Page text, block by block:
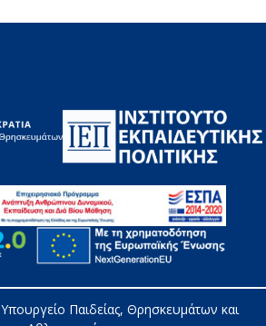
Υπουργείο Παιδείας, Θρησκευμάτων και